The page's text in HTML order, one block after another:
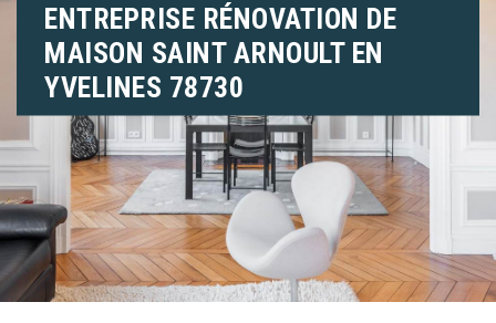
ENTREPRISE RÉNOVATION DE
MAISON SAINT ARNOULT EN
YVELINES 78730